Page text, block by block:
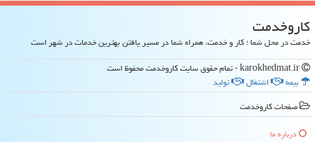
كاروخدمت
خدمت در محل شما ؛ کار و خدمت، همراه شما در مسیر یافتن بهترین خدمات در شهر است
بیمه
اشتغال
تولید
صفحات كاروخدمت
درباره ما